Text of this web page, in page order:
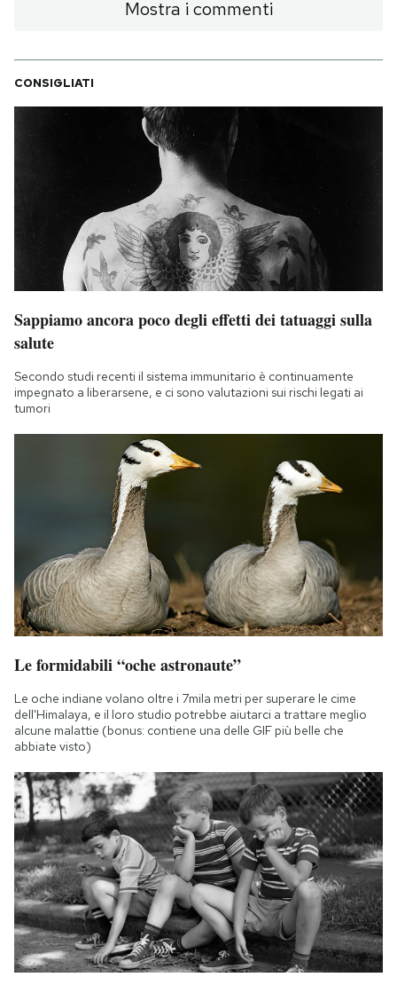
Mostra i commenti
CONSIGLIATI
Sappiamo ancora poco degli effetti dei tatuaggi sulla
salute
Secondo studi recenti il sistema immunitario è continuamente
impegnato a liberarsene, e ci sono valutazioni sui rischi legati ai
tumori
Le formidabili “oche astronaute”
Le oche indiane volano oltre i 7mila metri per superare le cime
dell'Himalaya, e il loro studio potrebbe aiutarci a trattare meglio
alcune malattie (bonus: contiene una delle GIF più belle che
abbiate visto)